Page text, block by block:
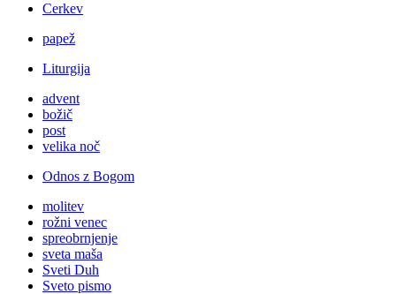
Cerkev
papež
Liturgija
advent
božič
post
velika noč
Odnos z Bogom
molitev
rožni venec
spreobrnjenje
sveta maša
Sveti Duh
Sveto pismo